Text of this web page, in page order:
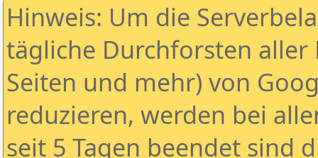
Hinweis: Um die
tägliche Durchforsten aller
Seiten und mehr) von
reduzieren, werden bei
seit 5 Tagen beendet sind